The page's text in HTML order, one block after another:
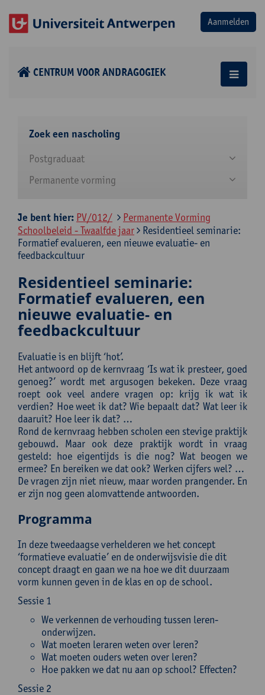
CENTRUM VOOR ANDRAGOGIEK
Zoek een nascholing
Postgraduaat
Permanente vorming
Je bent hier: PV/012/
Permanente Vorming
Schoolbeleid - Twaalfde jaar
Residentieel seminarie:
Formatief evalueren, een nieuwe evaluatie- en
feedbackcultuur
Residentieel seminarie:
Formatief evalueren, een
nieuwe evaluatie- en
feedbackcultuur
Evaluatie is en blijft ‘hot’.
Het antwoord op de kernvraag ‘Is wat ik presteer, goed
genoeg?’ wordt met argusogen bekeken. Deze vraag
roept ook veel andere vragen op: krijg ik wat ik
verdien? Hoe weet ik dat? Wie bepaalt dat? Wat leer ik
daaruit? Hoe leer ik dat? …
Rond de kernvraag hebben scholen een stevige praktijk
gebouwd. Maar ook deze praktijk wordt in vraag
gesteld: hoe eigentijds is die nog? Wat beogen we
ermee? En bereiken we dat ook? Werken cijfers wel? …
De vragen zijn niet nieuw, maar worden prangender. En
er zijn nog geen alomvattende antwoorden.
Programma
In deze tweedaagse verhelderen we het concept
‘formatieve evaluatie’ en de onderwijsvisie die dit
concept draagt en gaan we na hoe we dit duurzaam
vorm kunnen geven in de klas en op de school.
Sessie 1
We verkennen de verhouding tussen leren-
onderwijzen.
Wat moeten leraren weten over leren?
Wat moeten ouders weten over leren?
Hoe pakken we dat nu aan op school? Effecten?
Sessie 2